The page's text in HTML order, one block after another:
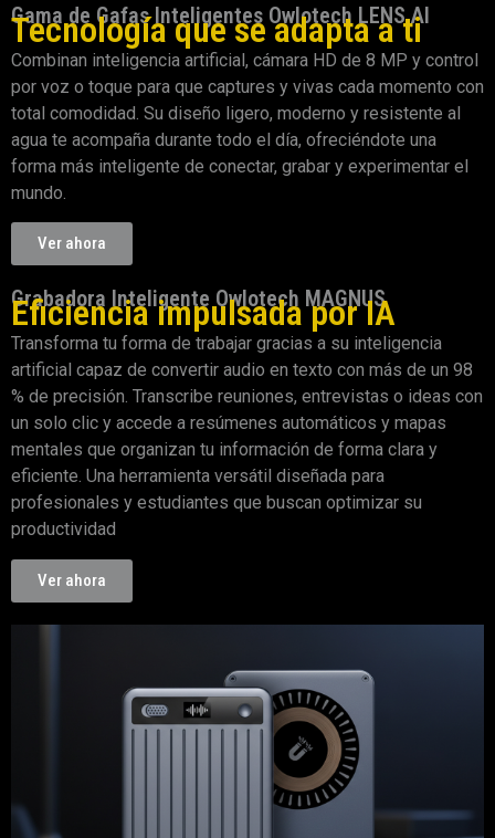
Gama de Gafas Inteligentes Owlotech LENS AI
Tecnología que se adapta a ti
Combinan inteligencia artificial, cámara HD de 8 MP y control
por voz o toque para que captures y vivas cada momento con
total comodidad. Su diseño ligero, moderno y resistente al
agua te acompaña durante todo el día, ofreciéndote una
forma más inteligente de conectar, grabar y experimentar el
mundo.
Ver ahora
Grabadora Inteligente Owlotech MAGNUS
Eficiencia impulsada por IA
Transforma tu forma de trabajar gracias a su inteligencia
artificial capaz de convertir audio en texto con más de un 98
% de precisión. Transcribe reuniones, entrevistas o ideas con
un solo clic y accede a resúmenes automáticos y mapas
mentales que organizan tu información de forma clara y
eficiente. Una herramienta versátil diseñada para
profesionales y estudiantes que buscan optimizar su
productividad
Ver ahora